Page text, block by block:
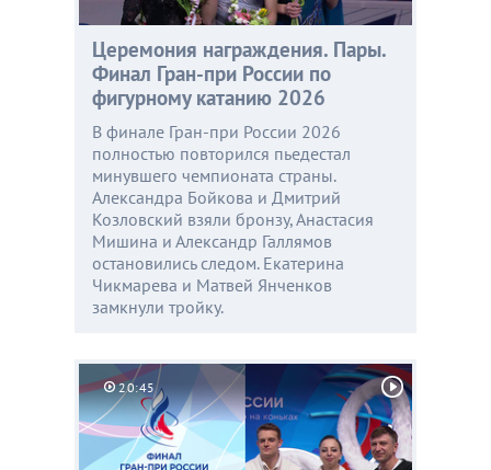
Церемония награждения. Пары.
Финал Гран-при России по
фигурному катанию 2026
В финале Гран-при России 2026
полностью повторился пьедестал
минувшего чемпионата страны.
Александра Бойкова и Дмитрий
Козловский взяли бронзу, Анастасия
Мишина и Александр Галлямов
остановились следом. Екатерина
Чикмарева и Матвей Янченков
замкнули тройку.
20:45